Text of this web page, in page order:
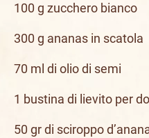
100 g zucchero bianco
300 g ananas in scatola
70 ml di olio di semi
1 bustina di lievito per
50 gr di sciroppo